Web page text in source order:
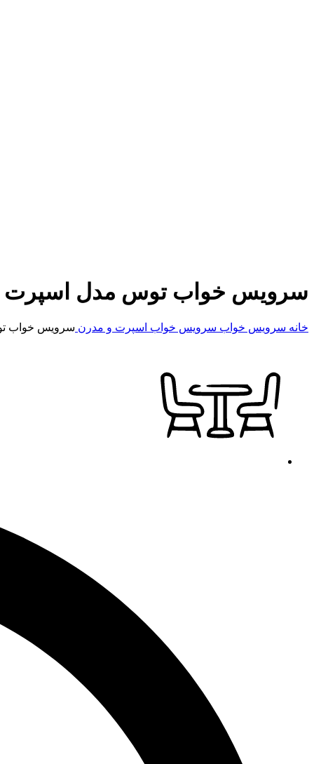
سرویس خواب توس مدل اسپرت
خانه سرویس خواب سرویس خواب اسپرت و مدرن سرویس خواب